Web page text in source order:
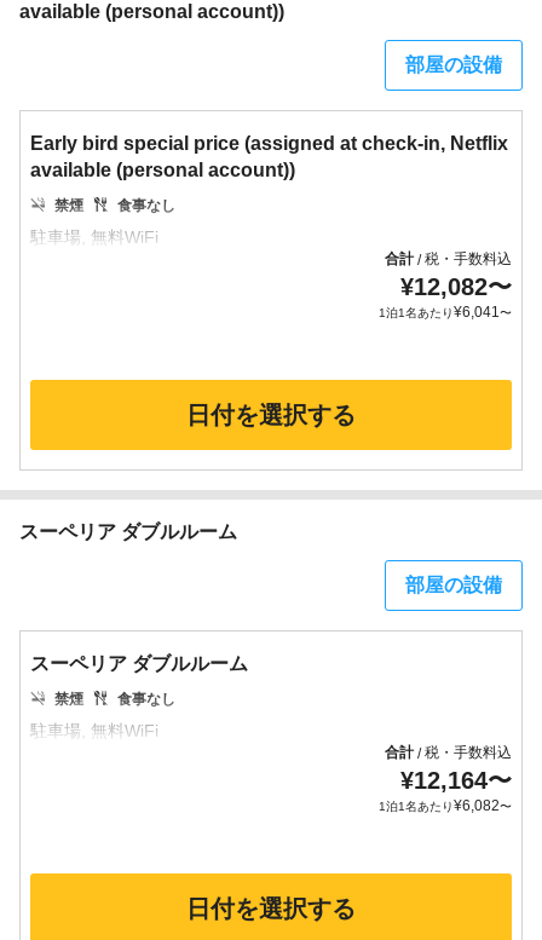
available (personal account))
部屋の設備
Early bird special price (assigned at check-in, Netflix
available (personal account))
禁煙 食事なし
合計/税・手数料込
¥12,082〜
1泊1名あたり¥6,041〜
日付を選択する
スーペリア ダブルルーム
部屋の設備
スーペリア ダブルルーム
禁煙 食事なし
合計/税・手数料込
¥12,164〜
1泊1名あたり¥6,082〜
日付を選択する